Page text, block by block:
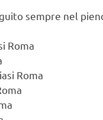
sempre nel
Roma
Roma